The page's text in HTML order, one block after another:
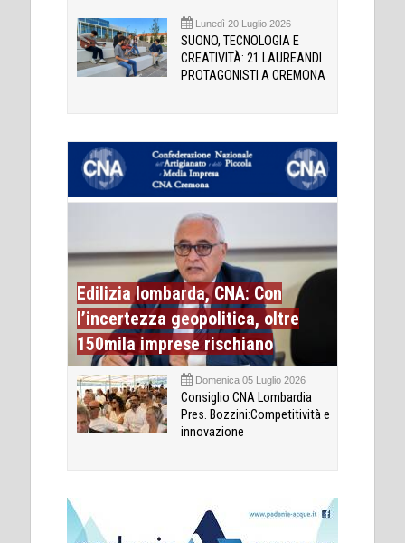
Lunedì 20 Luglio 2026
SUONO, TECNOLOGIA E
CREATIVITÀ: 21 LAUREANDI
PROTAGONISTI A CREMONA
Edilizia lombarda, CNA: Con
l’incertezza geopolitica, oltre
150mila imprese rischiano
Domenica 05 Luglio 2026
Consiglio CNA Lombardia
Pres. Bozzini:Competitività e
innovazione